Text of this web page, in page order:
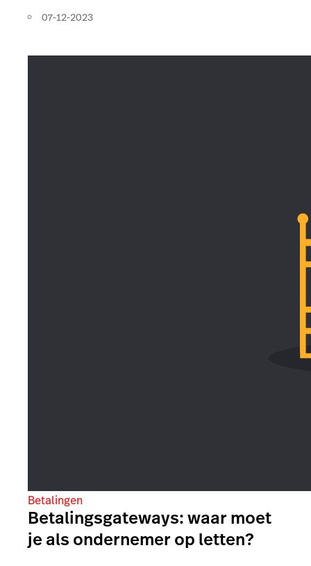
07-12-2023
Betalingen
Betalingsgateways: waar moet
je als ondernemer op letten?